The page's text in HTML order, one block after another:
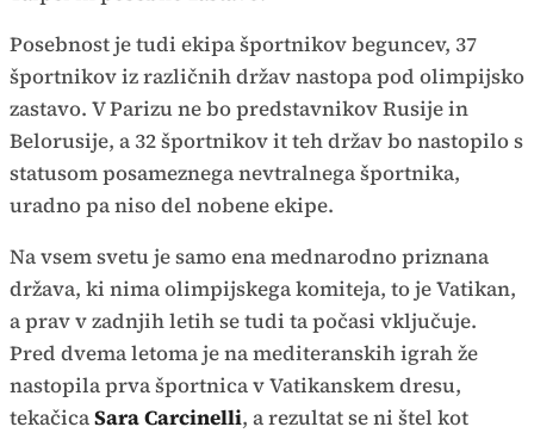
Posebnost je tudi ekipa športnikov beguncev, 37
športnikov iz različnih držav nastopa pod olimpijsko
zastavo. V Parizu ne bo predstavnikov Rusije in
Belorusije, a 32 športnikov it teh držav bo nastopilo s
statusom posameznega nevtralnega športnika,
uradno pa niso del nobene ekipe.
Na vsem svetu je samo ena mednarodno priznana
država, ki nima olimpijskega komiteja, to je Vatikan,
a prav v zadnjih letih se tudi ta počasi vključuje.
Pred dvema letoma je na mediteranskih igrah že
nastopila prva športnica v Vatikanskem dresu,
tekačicaSara Carcinelli, a rezultat se ni štel kot